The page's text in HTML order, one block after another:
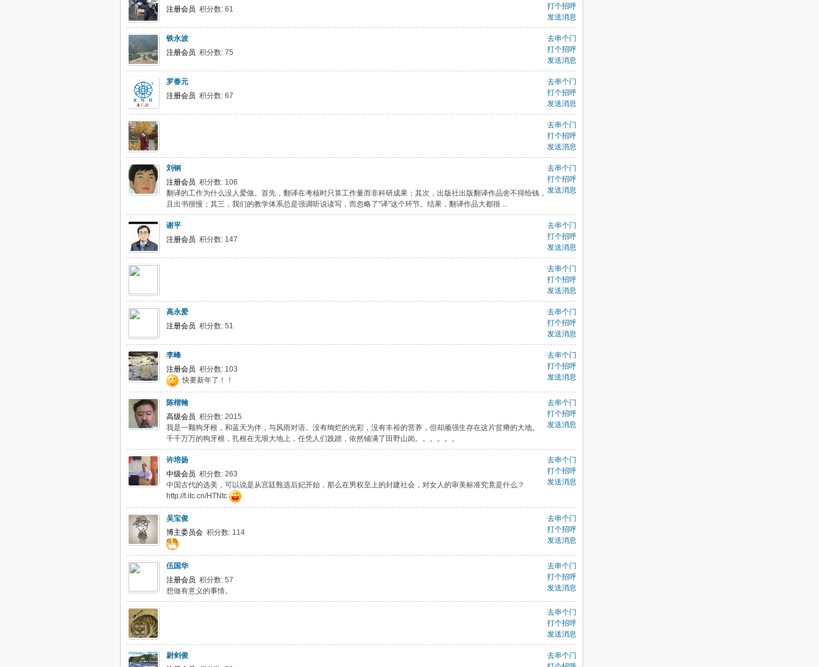
打个招呼
发送消息
注册会员 积分数: 61
去串个门
打个招呼
发送消息
铁永波
注册会员 积分数: 75
去串个门
打个招呼
发送消息
罗春元
注册会员 积分数: 67
去串个门
打个招呼
发送消息
去串个门
打个招呼
发送消息
刘钢
注册会员 积分数: 106
翻译的工作为什么没人爱做。首先，翻译在考核时只算工作量而非科研成果；其次，出版社出版翻译作品舍不得给钱，
且出书很慢；其三，我们的教学体系总是强调听说读写，而忽略了"译"这个环节。结果，翻译作品大都很 ...
去串个门
打个招呼
发送消息
谢平
注册会员 积分数: 147
去串个门
打个招呼
发送消息
去串个门
打个招呼
发送消息
高永爱
注册会员 积分数: 51
去串个门
打个招呼
发送消息
李峰
注册会员 积分数: 103
快要新年了！！
去串个门
打个招呼
发送消息
陈楷翰
高级会员 积分数: 2015
我是一颗狗牙根，和蓝天为伴，与风雨对语。没有绚烂的光彩，没有丰裕的营养，但却顽强生存在这片贫瘠的大地。
千千万万的狗牙根，扎根在无垠大地上，任凭人们践踏，依然铺满了田野山岗。。。。。。
去串个门
打个招呼
发送消息
许培扬
中级会员 积分数: 263
中国古代的选美，可以说是从宫廷甄选后妃开始，那么在男权至上的封建社会，对女人的审美标准究竟是什么？
http://t.itc.cn/HTNtc
去串个门
打个招呼
发送消息
吴宝俊
博主委员会 积分数: 114
去串个门
打个招呼
发送消息
伍国华
注册会员 积分数: 57
想做有意义的事情。
去串个门
打个招呼
发送消息
去串个门
尉剑俊